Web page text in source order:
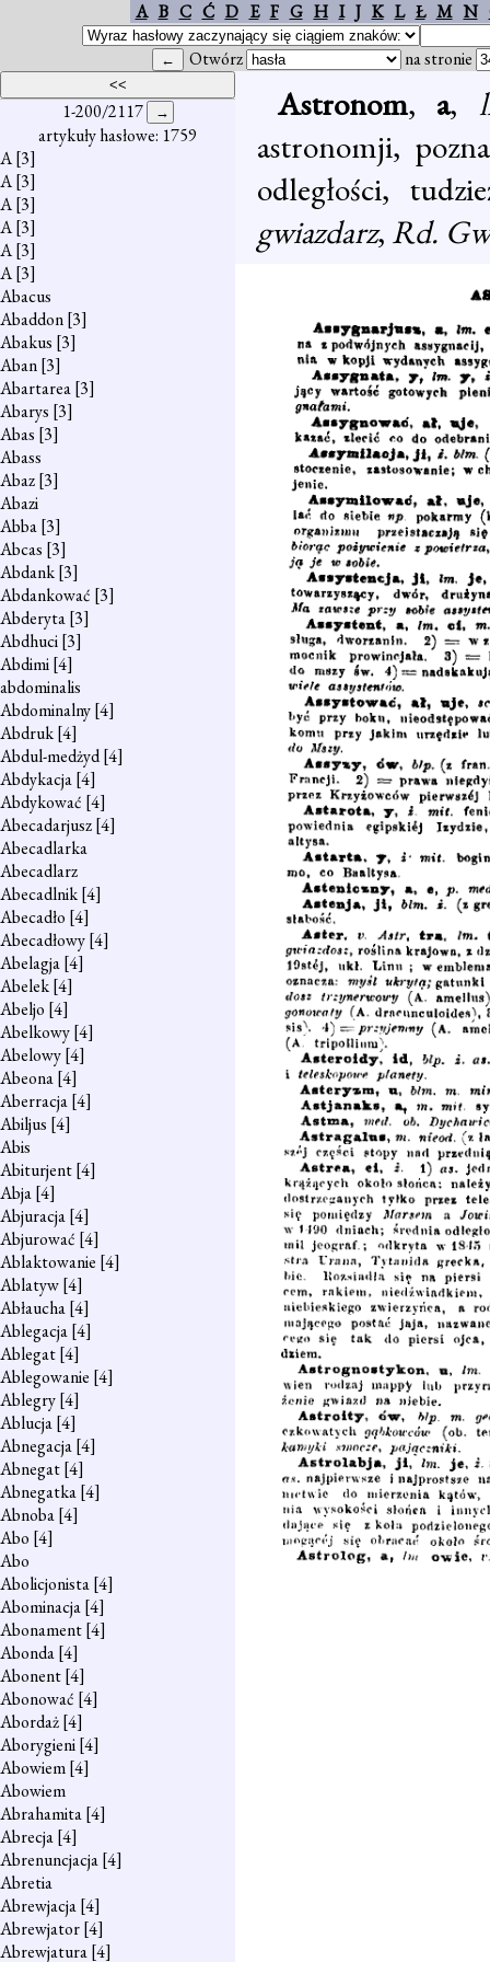
A B C Ć D E F G H I J K L Ł M N
Otwórz na stronie
1-200/2117
artykuły hasłowe: 1759
A[3]
A[3]
A[3]
A[3]
A[3]
A[3]
Abacus
Abaddon[3]
Abakus [3]
Aban[3]
Abartarea[3]
Abarys [3]
Abas [3]
Abass
Abaz[3]
Abazi
Abba[3]
Abcas [3]
Abdank[3]
Abdankować [3]
Abderyta[3]
Abdhuci[3]
Abdimi[4]
abdominalis
Abdominalny[4]
Abdruk[4]
Abdul-medżyd[4]
Abdykacja[4]
Abdykować [4]
Abecadarjusz[4]
Abecadlarka
Abecadlarz
Abecadlnik[4]
Abecadło [4]
Abecadłowy[4]
Abelagja[4]
Abelek[4]
Abeljo [4]
Abelkowy[4]
Abelowy[4]
Abeona[4]
Aberracja[4]
Abiljus [4]
Abis
Abiturjent[4]
Abja[4]
Abjuracja[4]
Abjurować [4]
Ablaktowanie [4]
Ablatyw[4]
Abłaucha[4]
Ablegacja[4]
Ablegat[4]
Ablegowanie [4]
Ablegry[4]
Ablucja[4]
Abnegacja[4]
Abnegat[4]
Abnegatka[4]
Abnoba[4]
Abo [4]
Abo
Abolicjonista[4]
Abominacja[4]
Abonament[4]
Abonda[4]
Abonent[4]
Abonować [4]
Abordaż[4]
Aborygieni[4]
Abowiem[4]
Abowiem
Abrahamita[4]
Abrecja[4]
Abrenuncjacja[4]
Abretia
Abrewjacja[4]
Abrewjator[4]
Abrewjatura[4]
Astronom, a,
astronomji,
odległości,
gwiazdarz, Rd.